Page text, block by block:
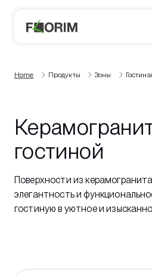
Home Продукты Зоны
гостиной
Поверхности из
элегантность и
гостиную в уютное и